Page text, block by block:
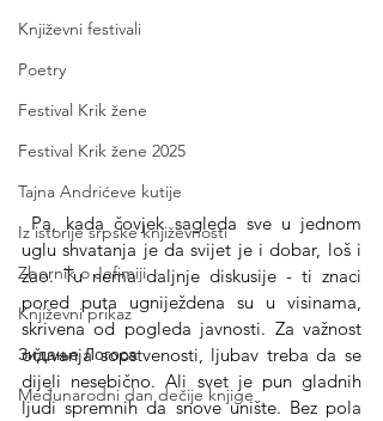
Književni festivali
Poetry
Festival Krik žene
Festival Krik žene 2025
Tajna Andrićeve kutije
Iz istorije srpske književnosti
Zbornik o Jefimiji
Književni prikaz
Зидање Логоса
Međunarodni dan dečije knjige
uglu shvatanja je da svijet je i dobar, loš i
zao. Tu nema daljnje diskusije - ti znaci
pored puta ugniježdena su u visinama,
skrivena od pogleda javnosti. Za važnost
očuvanja sopstvenosti, ljubav treba da se
dijeli nesebično. Ali svet je pun gladnih
ljudi spremnih da snove unište. Bez pola